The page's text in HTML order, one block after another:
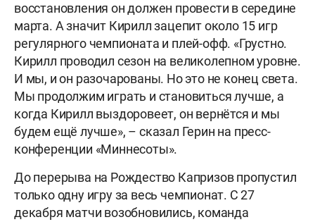
восстановления он должен провести в середине
марта. А значит Кирилл зацепит около 15 игр
регулярного чемпионата и плей-офф. «Грустно.
Кирилл проводил сезон на великолепном уровне.
И мы, и он разочарованы. Но это не конец света.
Мы продолжим играть и становиться лучше, а
когда Кирилл выздоровеет, он вернётся и мы
будем ещё лучше», – сказал Герин на пресс-
конференции «Миннесоты».
До перерыва на Рождество Капризов пропустил
только одну игру за весь чемпионат. С 27
декабря матчи возобновились, команда